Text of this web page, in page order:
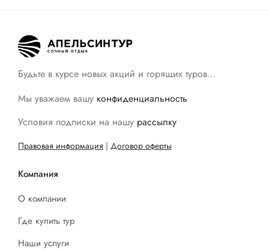
Будьте в курсе новых акций и горящих туров…
Мы уважаем вашу конфиденциальность
Условия подписки на нашу рассылку
Правовая информация | Договор оферты
Компания
О компании
Где купить тур
Наши услуги